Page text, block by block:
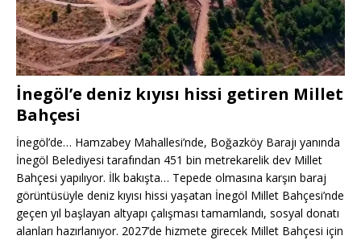
İnegöl’e deniz kıyısı hissi getiren Millet
Bahçesi
İnegöl’de… Hamzabey Mahallesi’nde, Boğazköy Barajı yanında
İnegöl Belediyesi tarafından 451 bin metrekarelik dev Millet
Bahçesi yapılıyor. İlk bakışta… Tepede olmasına karşın baraj
görüntüsüyle deniz kıyısı hissi yaşatan İnegöl Millet Bahçesi’nde
geçen yıl başlayan altyapı çalışması tamamlandı, sosyal donatı
alanları hazırlanıyor. 2027’de hizmete girecek Millet Bahçesi için